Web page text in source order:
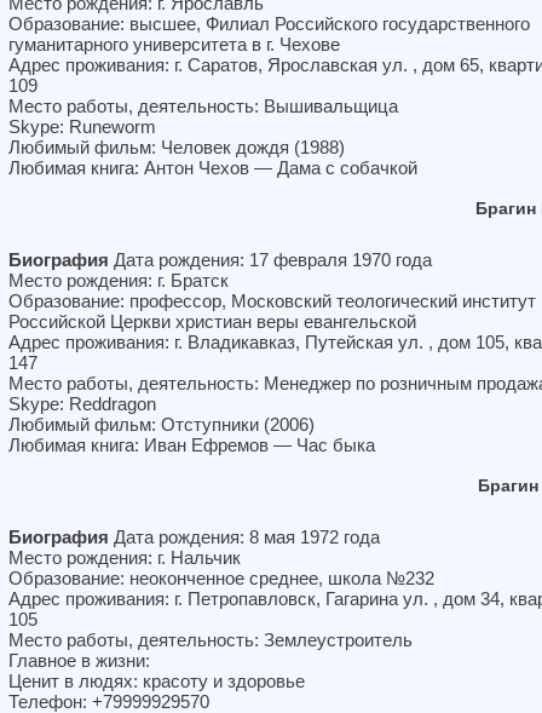
Образование: высшее, Филиал Российского государственного
гуманитарного университета в г. Чехове
Адрес проживания: г. Саратов, Ярославская ул. , дом 65,
109
Место работы, деятельность: Вышивальщица
Skype: Runeworm
Любимый фильм: Человек дождя (1988)
Любимая книга: Антон Чехов — Дама с собачкой
Брагин
Биография Дата рождения: 17 февраля 1970 года
Место рождения: г. Братск
Образование: профессор, Московский теологический институт
Российской Церкви христиан веры евангельской
Адрес проживания: г. Владикавказ, Путейская ул. , дом 105,
147
Место работы, деятельность: Менеджер по розничным
Skype: Reddragon
Любимый фильм: Отступники (2006)
Любимая книга: Иван Ефремов — Час быка
Биография Дата рождения: 8 мая 1972 года
Место рождения: г. Нальчик
Образование: неоконченное среднее, школа №232
Адрес проживания: г. Петропавловск, Гагарина ул. , дом 34,
105
Место работы, деятельность: Землеустроитель
Главное в жизни:
Ценит в людях: красоту и здоровье
Телефон: +79999929570